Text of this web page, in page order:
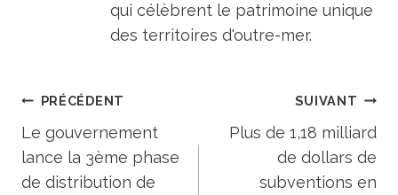
qui célèbrent le patrimoine unique
des territoires d'outre-mer.
Navigation
de
l’article
PRÉCÉDENT
Le gouvernement
lance la 3ème phase
de distribution de
SUIVANT
Plus de 1,18 milliard
de dollars de
subventions en